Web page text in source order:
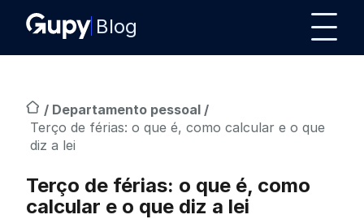
Blog
/ Departamento pessoal /
Terço de férias: o que é, como calcular e o que
diz a lei
Terço de férias: o que é, como
calcular e o que diz a lei